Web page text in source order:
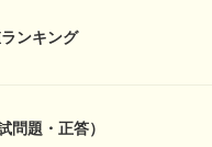
ンキング
問題・正答）